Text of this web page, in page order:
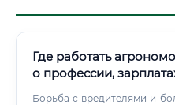
Где работать
о профессии,
Борьба с вредителями и